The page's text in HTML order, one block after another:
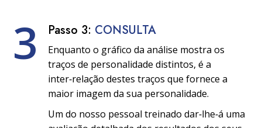
3 Passo 3: CONSULTA
Enquanto o gráfico da análise mostra os
traços de personalidade distintos, é a
inter‑relação destes traços que fornece a
maior imagem da sua personalidade.
Um do nosso pessoal treinado dar‑lhe‑á uma